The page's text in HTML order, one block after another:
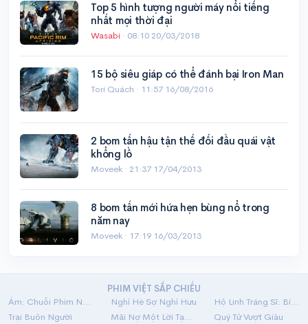
Top 5 hình tượng người máy nổi tiếng
nhất mọi thời đại
Wasabi · 08:10 20/03/2018
15 bộ siêu giáp có thể đánh bại Iron Man
Tori Quách · 11:57 16/08/2016
2 bom tấn hậu tận thế đối đầu quái vật
khổng lồ
Moveek · 21:37 17/04/2013
8 bom tấn mới hứa hẹn bùng nổ trong
năm nay
Moveek · 17:19 16/03/2013
PHIM VIỆT SẮP CHIẾU
Ám: Chuỗi Phim Ngắn Linh Dị
Nghỉ Hè Sợ Nghỉ Hưu
Hộ Linh Tráng Sĩ: Bí Ẩn Mộ Vua Đinh
Trại Buôn Người
Mãi Nợ Một Lời Tạm Biệt
Quý Tử Vượt Giàu